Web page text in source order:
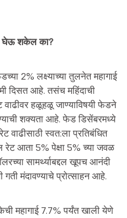
घेऊ शकेल का?
2% लक्ष्याच्या तुलनेत महागाई
दिसत आहे. तसंच महिंदाची
वाढीवर हळूहळू जाण्याविषयी फेडने
शक्यता आहे. फेड डिसेंबरमध्ये
स्वत:ला प्रतिबंधित
रेट आता 5% पेक्षा 5% च्या जवळ
सामर्थ्याबद्दल खूपच आनंदी
गती मंदावण्याचे प्रोत्साहन आहे.
महागाई 7.7% पर्यंत खाली येणे